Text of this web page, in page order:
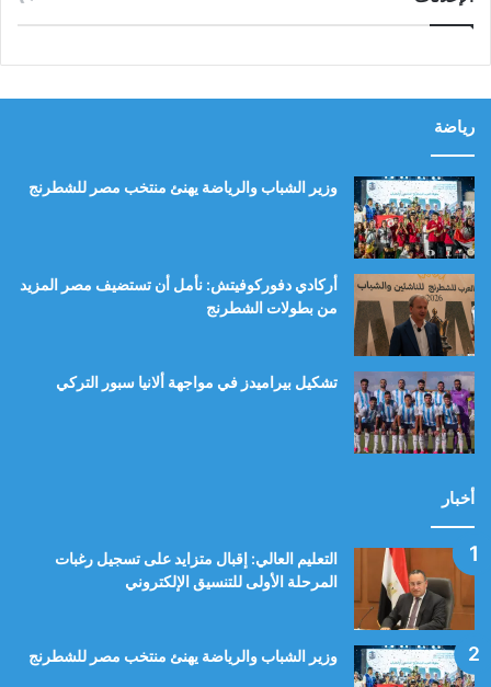
رياضة
وزير الشباب والرياضة يهنئ منتخب مصر للشطرنج
أركادي دفوركوفيتش: نأمل أن تستضيف مصر المزيد
من بطولات الشطرنج
تشكيل بيراميدز في مواجهة ألانيا سبور التركي
أخبار
التعليم العالي: إقبال متزايد على تسجيل رغبات
المرحلة الأولى للتنسيق الإلكتروني
وزير الشباب والرياضة يهنئ منتخب مصر للشطرنج